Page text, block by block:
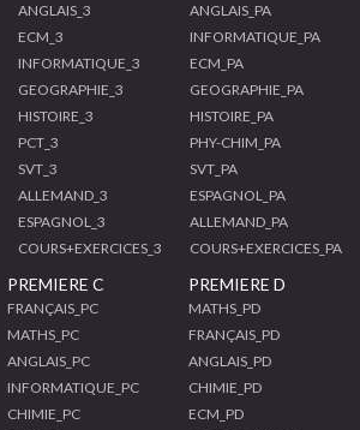
ANGLAIS_3
ECM_3
INFORMATIQUE_3
GEOGRAPHIE_3
HISTOIRE_3
PCT_3
SVT_3
ALLEMAND_3
ESPAGNOL_3
COURS+EXERCICES_3
ANGLAIS_PA
INFORMATIQUE_PA
ECM_PA
GEOGRAPHIE_PA
HISTOIRE_PA
PHY-CHIM_PA
SVT_PA
ESPAGNOL_PA
ALLEMAND_PA
COURS+EXERCICES_PA
PREMIERE C
FRANÇAIS_PC
MATHS_PC
ANGLAIS_PC
INFORMATIQUE_PC
CHIMIE_PC
PREMIERE D
MATHS_PD
FRANÇAIS_PD
ANGLAIS_PD
CHIMIE_PD
ECM_PD